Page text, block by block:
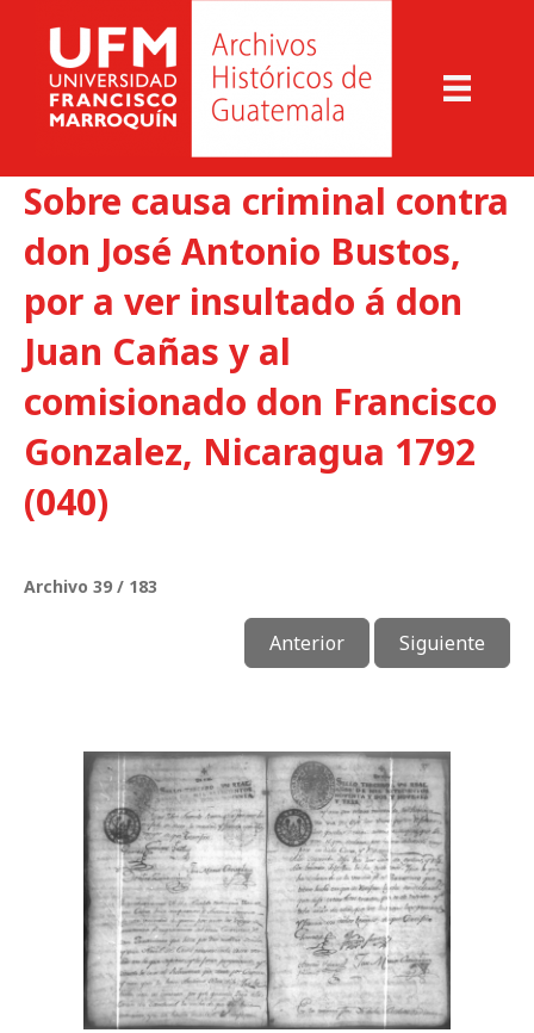
Sobre causa criminal contra
don José Antonio Bustos,
por a ver insultado á don
Juan Cañas y al
comisionado don Francisco
Gonzalez, Nicaragua 1792
(040)
Archivo 39 / 183
Anterior Siguiente